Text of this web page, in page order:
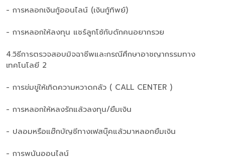
- การหลอกเงินกู้ออนไลน์ (เงินกู้ทิพย์)
- การหลอกให้ลงทุน แชร์ลูกโซ้กับดักคนอยากรวย
4.วิธีการตรวจสอบมิจฉาชีพและกรณีศึกษาอาชญากรรมทาง
เทคโนโลยี 2
- การข่มขู่ให้เกิดความหวาดกลัว ( CALL CENTER )
- การหลอกให้หลงรักแล้วลงทุน/ยืมเงิน
- ปลอมหรือแฮ๊กบัญชีทางเฟสบุ๊คแล้วมาหลอกยืมเงิน
- การพนันออนไลน์